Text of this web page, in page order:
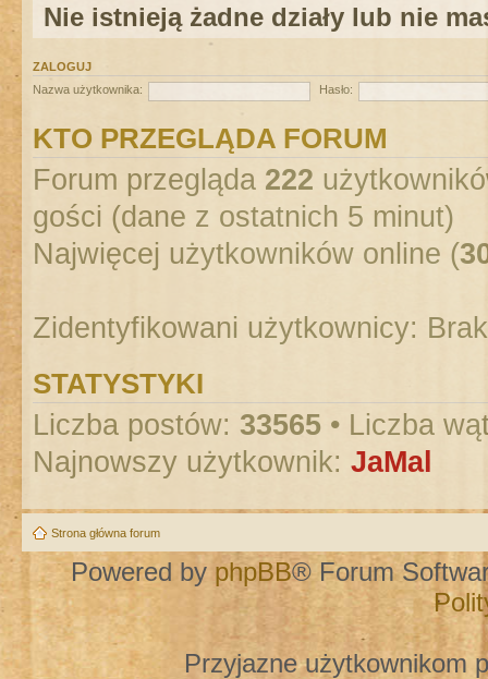
Nie istnieją żadne działy lub nie
ZALOGUJ
Nazwa użytkownika:
Hasło:
KTO PRZEGLĄDA FORUM
Forum przegląda 222
gości (dane z ostatnich 5 minut)
Najwięcej użytkowników online (
Zidentyfikowani użytkownicy:
STATYSTYKI
Liczba postów: 33565 • Liczba
Najnowszy użytkownik: JaMal
Strona główna forum
Powered by phpBB® Forum
Przyjazne użytkownikom